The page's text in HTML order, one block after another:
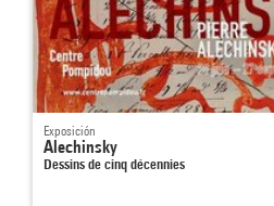
Exposición
Alechinsky
Dessins de cinq décennies